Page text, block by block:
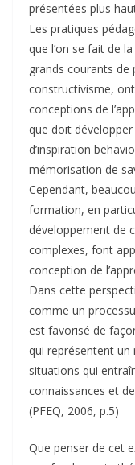
présentées plus
Les pratiques
que l’on se fait de
grands courants de
constructivisme,
conceptions de
que doit développer
d’inspiration
mémorisation de
Cependant,
formation, en
développement de
complexes, font
conception de
Dans cette
comme un
est favorisé de
qui représentent un
situations qui
connaissances et
(PFEQ, 2006, p.5)
Que penser de cet